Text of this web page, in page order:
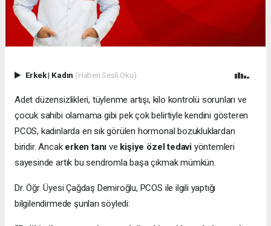
Erkek| Kadın (Haberi Sesli Oku)
Adet düzensizlikleri, tüylenme artışı, kilo kontrolü sorunları ve
çocuk sahibi olamama gibi pek çok belirtiyle kendini gösteren
PCOS, kadınlarda en sık görülen hormonal bozukluklardan
biridir. Ancak erken tanı ve kişiye özel tedavi yöntemleri
sayesinde artık bu sendromla başa çıkmak mümkün.
Dr. Öğr. Üyesi Çağdaş Demiroğlu, PCOS ile ilgili yaptığı
bilgilendirmede şunları söyledi: